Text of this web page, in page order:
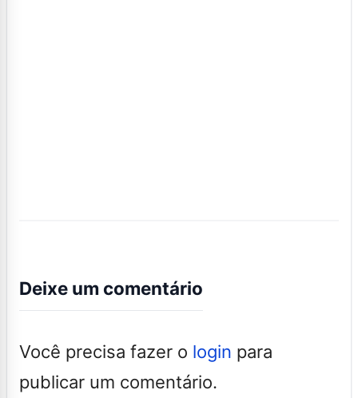
Deixe um comentário
Você precisa fazer o login para
publicar um comentário.